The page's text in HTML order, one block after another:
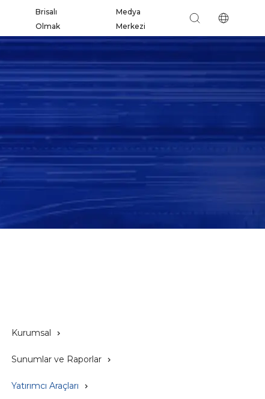
Brisalı
Olmak
Medya
Merkezi
Kurumsal
Sunumlar ve Raporlar
Yatırımcı Araçları